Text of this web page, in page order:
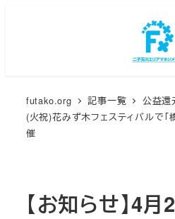
futako.org 記事一覧 公益還
(火祝)花みず木フェスティバルで「
催
【お知らせ】4